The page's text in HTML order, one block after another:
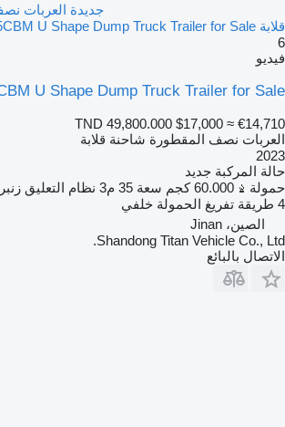
جديدة العربات
قلابة Titan 4 Axle 35CBM U Shape Dump Truck Trailer for Sale
6
فيديو
U Shape Dump Truck Trailer for Sale
TND 49,800.000 $17,000 ≈ €14,710
العربات نصف المقطورة شاحنة قلابة
2023
حالة المركبة جديد
حمولة
60.000 كجم سعة 35 م3 نظام التعليق
4 طريقة تفريغ الحمولة خلفي
الصين، Jinan
Shandong Titan Vehicle Co., Ltd.
الاتصال بالبائع